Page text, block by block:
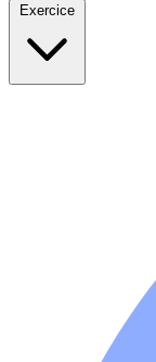
Exercice